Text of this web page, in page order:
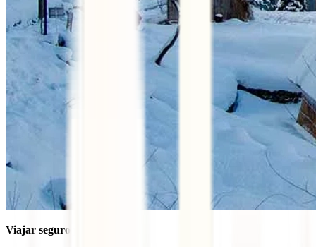
Viajar seguro por Japón